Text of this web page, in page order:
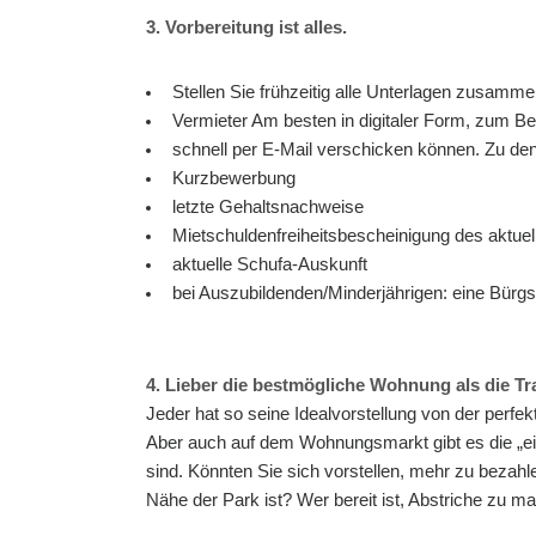
3. Vorbereitung ist alles.
Stellen Sie frühzeitig alle Unterlagen
Vermieter Am besten in digitaler Form, zum
schnell per E-Mail verschicken können. Zu
Kurzbewerbung
letzte Gehaltsnachweise
Mietschuldenfreiheitsbescheinigung des
aktuelle Schufa-Auskunft
bei Auszubildenden/Minderjährigen: eine
4. Lieber die bestmögliche Wohnung als die
Jeder hat so seine Idealvorstellung von der
Aber auch auf dem Wohnungsmarkt gibt es die
sind. Könnten Sie sich vorstellen, mehr zu
Nähe der Park ist? Wer bereit ist, Abstriche zu